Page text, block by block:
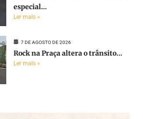
especial...
Ler mais »
7 DE AGOSTO DE 2026
Rock na Praça altera o trânsito...
Ler mais »